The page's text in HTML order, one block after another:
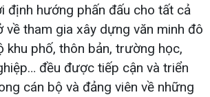
định hướng phấn đấu cho tất cả
về tham gia xây dựng văn minh đô
khu phố, thôn bản, trường học,
đều được tiếp cận và triển
cán bộ và đảng viên về những